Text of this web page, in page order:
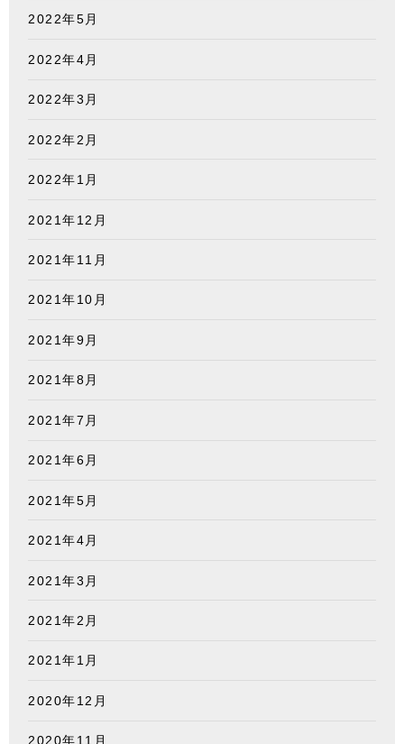
2022年5月
2022年4月
2022年3月
2022年2月
2022年1月
2021年12月
2021年11月
2021年10月
2021年9月
2021年8月
2021年7月
2021年6月
2021年5月
2021年4月
2021年3月
2021年2月
2021年1月
2020年12月
2020年11月